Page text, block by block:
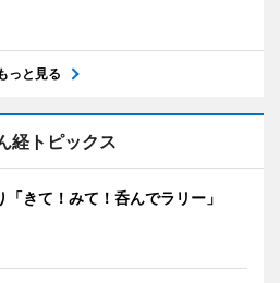
っと見る
経トピックス
「きて！みて！呑んでラリー」